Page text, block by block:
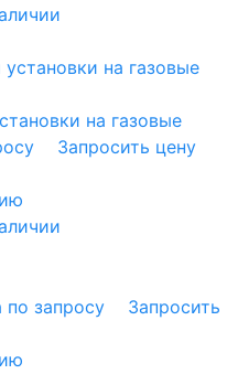
на газовые
Запросить цену
по запросу
Запросить